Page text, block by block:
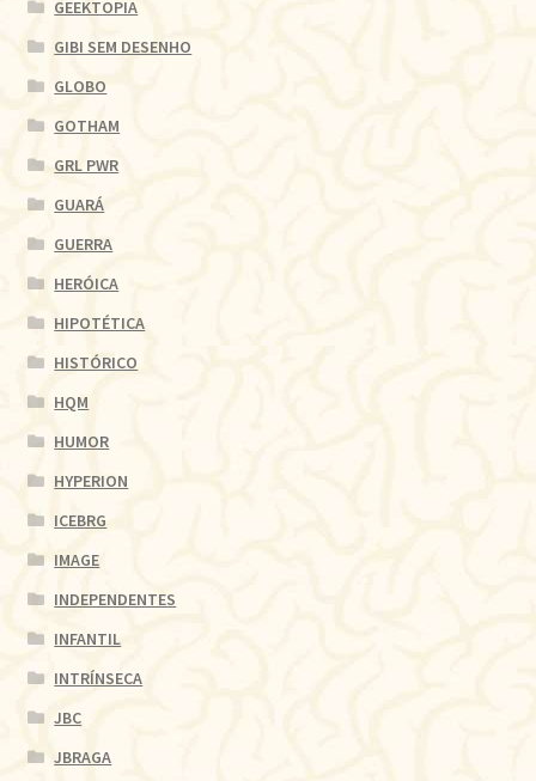
GEEKTOPIA
GIBI SEM DESENHO
GLOBO
GOTHAM
GRL PWR
GUARÁ
GUERRA
HERÓICA
HIPOTÉTICA
HISTÓRICO
HQM
HUMOR
HYPERION
ICEBRG
IMAGE
INDEPENDENTES
INFANTIL
INTRÍNSECA
JBC
JBRAGA